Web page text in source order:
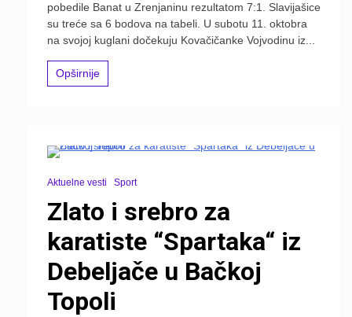
pobedile Banat u Zrenjaninu rezultatom 7:1. Slavijašice
su treće sa 6 bodova na tabeli. U subotu 11. oktobra
na svojoj kuglani dočekuju Kovačičanke Vojvodinu iz...
Opširnije
Aktuelne vesti Sport
Zlato i srebro za
karatiste “Spartaka“ iz
Debeljače u Bačkoj
Topoli